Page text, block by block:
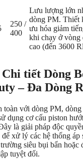
250 /
400
Lưu lượng lớn
dòng PM. Thiết
ưu hóa giảm
khi chạy ở vòng
cao (đến 3600
tiết Dòng
– Đa Dòng
toàn với dòng PM, dòng
dụng cơ cấu piston
là giải pháp độc
xử lý các hệ thống áp
siêu bụi bẩn hoặc
tuyệt đối.